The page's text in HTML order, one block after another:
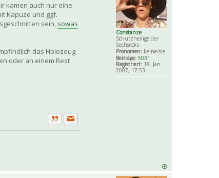
Constanze
Schutzheilige der
Sechsecke
Pronomen: keine/sie
Beiträge: 5031
Registriert: 18. Jan
2007, 17:53
kamen auch nur eine
Kapuze und ggf.
sein, sowas
das Holozeug
oder an einem Rest
ZitatPrivate Nachricht senden